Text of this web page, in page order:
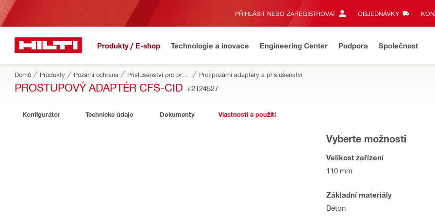
PŘIHLÁSIT NEBO ZAREGISTROVAT OBJEDNÁVKY
Produkty / E-shop Technologie a inovace Engineering Center Podpora Společnost
Domů Produkty Požární ochrana Příslušenství pro protipožární ochranu Protipožární adaptéry a příslušenství
PROSTUPOVÝ ADAPTÉR CFS-CID #2124527
Konfigurátor Technické údaje Dokumenty Vlastnosti a použití
Vyberte možnosti
Velikost zařízení
110 mm
Základní materiály
Beton